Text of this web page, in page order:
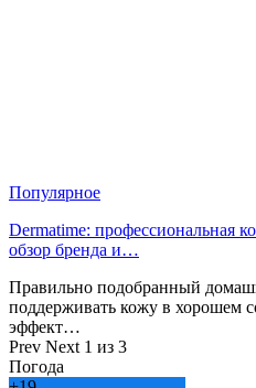
Популярное
Dermatime: профессиональная
обзор бренда и…
Правильно подобранный
поддерживать кожу в хорошем
эффект…
Prev Next 1 из 3
Погода